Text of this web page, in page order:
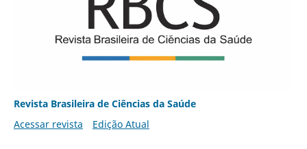
Revista Brasileira de Ciências da Saúde
Acessar revista
Edição Atual